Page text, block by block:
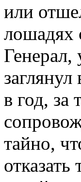
или
лошадях
Генерал,
в год, за
тайно,